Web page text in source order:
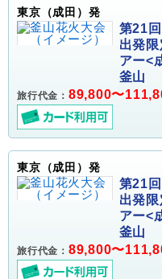
東京（成田）発
第21
出発
アー<
釜山
旅行代金： 89,800〜
東京（成田）発
第21
出発
アー<
釜山
旅行代金： 89,800〜